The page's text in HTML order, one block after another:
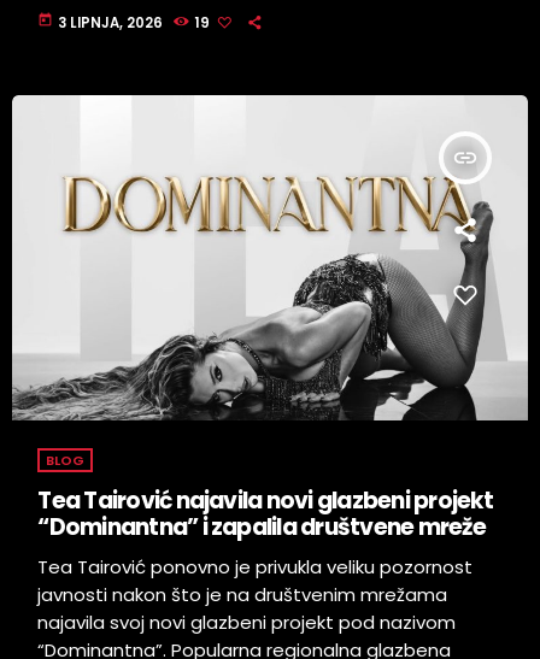
today 3 LIPNJA, 2026 19
insert_link
BLOG
Tea Tairović najavila novi glazbeni projekt
“Dominantna” i zapalila društvene mreže
Tea Tairović ponovno je privukla veliku pozornost
javnosti nakon što je na društvenim mrežama
najavila svoj novi glazbeni projekt pod nazivom
“Dominantna”. Popularna regionalna glazbena